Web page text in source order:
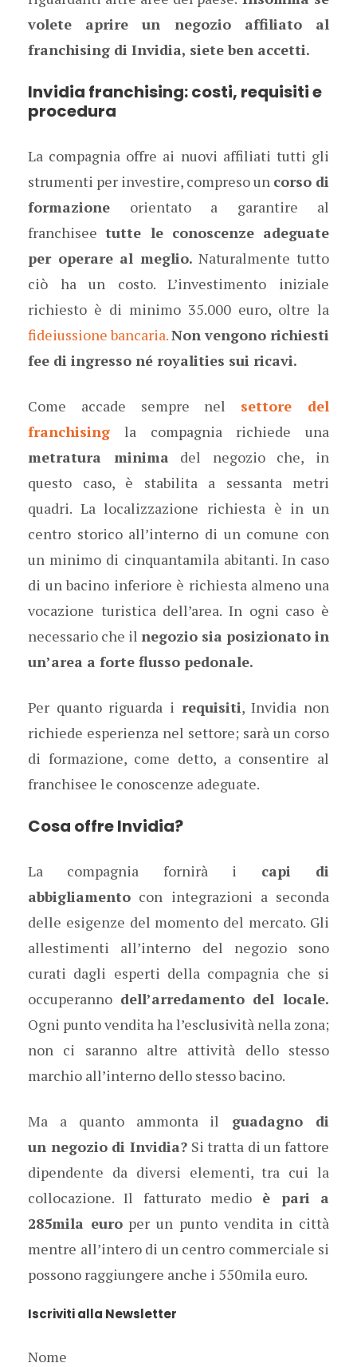
volete aprire un negozio affiliato al
franchising di Invidia, siete ben accetti.
Invidia franchising: costi, requisiti e
procedura
La compagnia offre ai nuovi affiliati tutti gli
strumenti per investire, compreso un corso di
formazione orientato a garantire al
franchiseetutte le conoscenze adeguate
per operare al meglio. Naturalmente tutto
ciò ha un costo. L’investimento iniziale
richiesto è di minimo 35.000 euro, oltre la
fideiussione bancaria.Non vengono richiesti
fee di ingresso né royalities sui ricavi.
Come accade sempre nel settore del
franchising
la compagnia richiede una
metratura minima del negozio che, in
questo caso, è stabilita a sessanta metri
quadri. La localizzazione richiesta è in un
centro storico all’interno di un comune con
un minimo di cinquantamila abitanti. In caso
di un bacino inferiore è richiesta almeno una
vocazione turistica dell’area. In ogni caso è
necessario che il negozio sia posizionato in
un’area a forte flusso pedonale.
Per quanto riguarda i requisiti, Invidia non
richiede esperienza nel settore; sarà un corso
di formazione, come detto, a consentire al
franchisee le conoscenze adeguate.
Cosa offre Invidia?
La compagnia fornirà i capi di
abbigliamento con integrazioni a seconda
delle esigenze del momento del mercato. Gli
allestimenti all’interno del negozio sono
curati dagli esperti della compagnia che si
occuperanno dell’arredamento del locale.
Ogni punto vendita ha l’esclusività nella zona;
non ci saranno altre attività dello stesso
marchio all’interno dello stesso bacino.
Ma a quanto ammonta il guadagno di
un negozio di Invidia?Si tratta di un fattore
dipendente da diversi elementi, tra cui la
collocazione. Il fatturato medio è pari a
285mila europer un punto vendita in città
mentre all’intero di un centro commerciale si
possono raggiungere anche i 550mila euro.
Iscriviti alla Newsletter
Nome